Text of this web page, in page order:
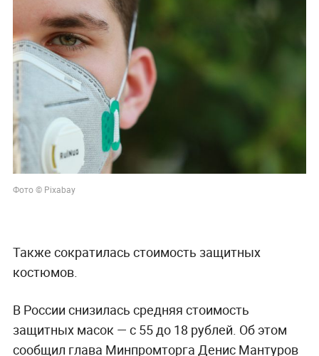
Фото © Pixabay
Также сократилась стоимость защитных
костюмов.
В России снизилась средняя стоимость
защитных масок — с 55 до 18 рублей. Об этом
сообщил глава Минпромторга Денис Мантуров